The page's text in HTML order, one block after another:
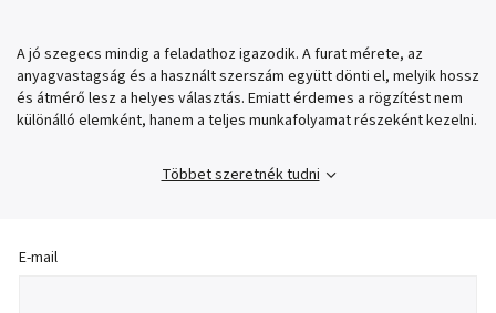
A jó szegecs mindig a feladathoz igazodik. A furat mérete, az
anyagvastagság és a használt szerszám együtt dönti el, melyik hossz
és átmérő lesz a helyes választás. Emiatt érdemes a rögzítést nem
különálló elemként, hanem a teljes munkafolyamat részeként kezelni.
Többet szeretnék tudni
E-mail